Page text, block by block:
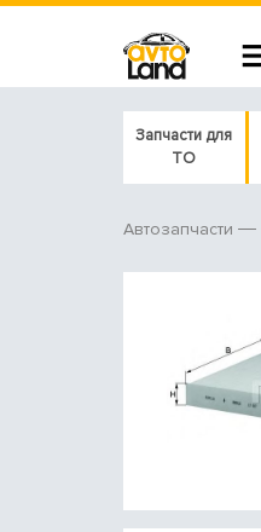
Запчасти для
ТО
Автозапчасти